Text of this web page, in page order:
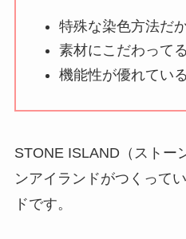
特殊な染色方法だ
素材にこだわって
機能性が優れてい
STONE ISLAND（ストー
ンアイランドがつくって
ドです。